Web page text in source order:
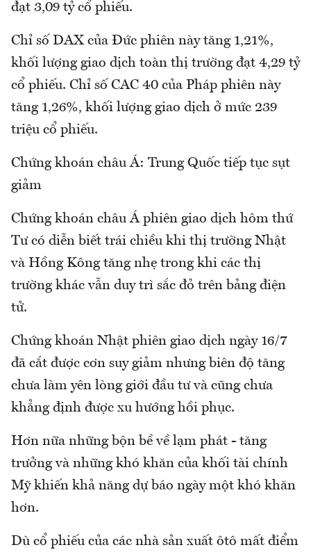
đạt 3,09 tỷ cổ phiếu.
Chỉ số DAX của Đức phiên này tăng 1,21%,
khối lượng giao dịch toàn thị trường đạt 4,29 tỷ
cổ phiếu. Chỉ số CAC 40 của Pháp phiên này
tăng 1,26%, khối lượng giao dịch ở mức 239
triệu cổ phiếu.
Chứng khoán châu Á: Trung Quốc tiếp tục sụt
giảm
Chứng khoán châu Á phiên giao dịch hôm thứ
Tư có diễn biết trái chiều khi thị trường Nhật
và Hồng Kông tăng nhẹ trong khi các thị
trường khác vẫn duy trì sắc đỏ trên bảng điện
tử.
Chứng khoán Nhật phiên giao dịch ngày 16/7
đã cắt được cơn suy giảm nhưng biên độ tăng
chưa làm yên lòng giới đầu tư và cũng chưa
khẳng định được xu hướng hồi phục.
Hơn nữa những bộn bề về lạm phát - tăng
trưởng và những khó khăn của khối tài chính
Mỹ khiến khả năng dự báo ngày một khó khăn
hơn.
Dù cổ phiếu của các nhà sản xuất ôtô mất điểm